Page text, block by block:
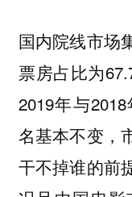
国内院线市场
票房占比为
2019年与
名基本不变，
干不掉谁的前